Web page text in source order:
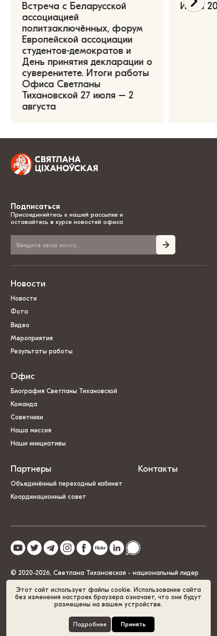
Этот сайт использует файлы cookie. Использование сайта
без изменения настроек браузера означает, что они будут
размещены на вашем устройстве.
Подробнее Принять
Встреча с Беларусской
ассоциацией
политзаключённых, форум
Европейской ассоциации
студентов-демократов и
День принятия декларации о
суверенитете. Итоги работы
Офиса Светланы
Тихановской 27 июля – 2
августа
Июль
Подписаться
Присоединяйтесь к нашей рассылке и
оставайтесь в курсе новостей офиса
Новости
Новости
Фота
Видео
Мероприятия
Результаты работы
Офис
Биография Светланы Тихановской
Команда
Советники
Наша миссия
Наши инициативы
Партнеры
Объединённый переходный кабинет
Координационный совет
Контакты
© 2020-2026, Светлана Тихановская - национальный лидер